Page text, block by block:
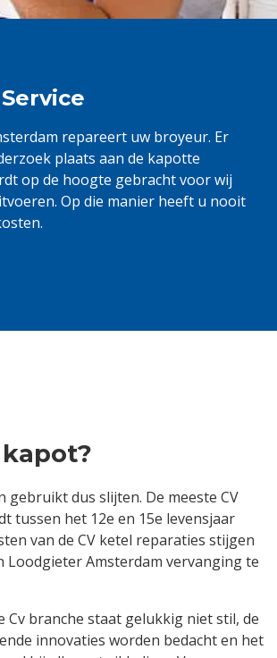
repareert uw broyeur. Er
plaats aan de kapotte
op de hoogte gebracht voor wij
Op die manier heeft u nooit
gebruikt dus slijten. De meeste CV
tussen het 12e en 15e levensjaar
van de CV ketel reparaties stijgen
Loodgieter Amsterdam vervanging te
Cv branche staat gelukkig niet stil, de
innovaties worden bedacht en het